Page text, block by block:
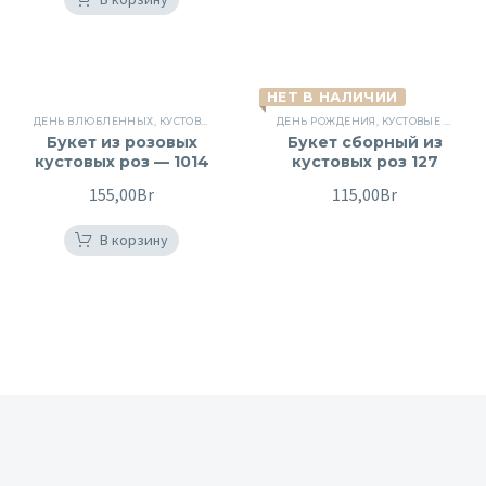
ДЕНЬ ВЛЮБЛЕННЫХ, КУСТОВЫЕ РОЗЫ МОНО-БУКЕТЫ,РОЗЫ, ЦВЕТЫ
Букет из розовых
кустовых роз — 1014
155,00Br
В корзину
НЕТ В НАЛИЧИИ
ДЕНЬ РОЖДЕНИЯ, КУСТОВЫЕ РОЗЫ
Букет сборный из
кустовых роз 127
115,00Br